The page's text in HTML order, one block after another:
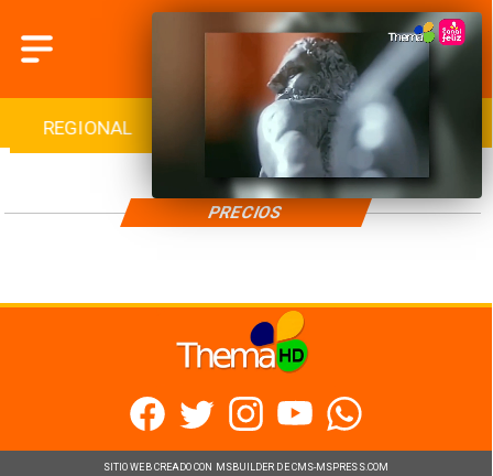
REGIONAL INTERNACIONAL DEPORTES
PRECIOS
SITIO WEB CREADO CON MSBUILDER DE CMS-MSPRESS.COM